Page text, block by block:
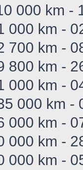
000 km -
000 km -
700 km -
800 km -
000 km -
000 km -
000 km -
000 km -
000 km -